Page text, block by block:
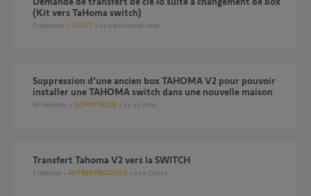
(Kit vers TaHoma switch)
3 réponses VOLET il y a environ un mois
Suppression d'une ancien box TAHOMA V2 pour pouvoir
installer une TAHOMA switch dans une nouvelle maison
48 réponses DOMOTIQUE il y a 3 mois
Transfert Tahoma V2 vers la SWITCH
1 réponse AUTRES PRODUITS il y a 2 jours